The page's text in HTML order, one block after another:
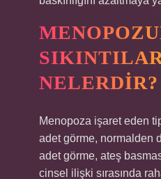
NELERDIR?
Menopoza işaret eden
adet görme, normalden
adet görme, ateş
cinsel ilişki sırasında